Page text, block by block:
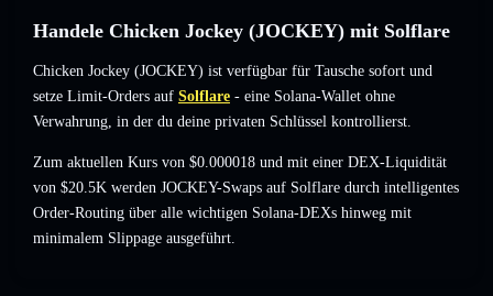
Handele Chicken Jockey (JOCKEY) mit Solflare
Chicken Jockey (JOCKEY) ist verfügbar für Tausche sofort und
setze Limit-Orders auf Solflare - eine Solana-Wallet ohne
Verwahrung, in der du deine privaten Schlüssel kontrollierst.
Zum aktuellen Kurs von $0.000018 und mit einer DEX-Liquidität
von $20.5K werden JOCKEY-Swaps auf Solflare durch intelligentes
Order-Routing über alle wichtigen Solana-DEXs hinweg mit
minimalem Slippage ausgeführt.